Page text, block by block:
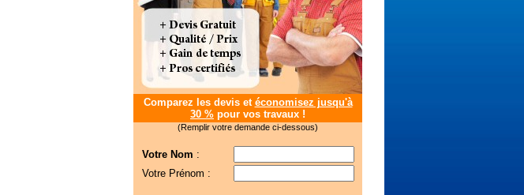
Comparez les devis et économisez jusqu'à
30 % pour vos travaux !
(Remplir votre demande ci-dessous)
Votre Nom :
Votre Prénom :